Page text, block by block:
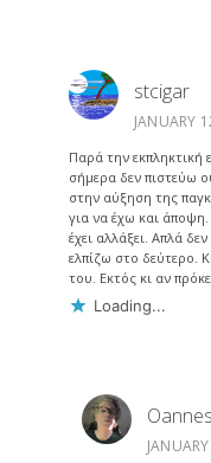
stcigar
JANUARY
Παρά την εκπληκτική
σήμερα δεν πιστεύω
στην αύξηση της
για να έχω και άποψη.
έχει αλλάξει. Απλά
ελπίζω στο δεύτερο.
του. Εκτός κι αν
Loading...
Oannes